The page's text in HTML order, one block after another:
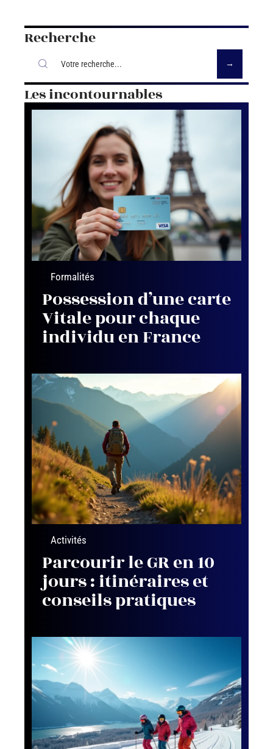
Recherche
Les incontournables
Formalités
Possession d’une carte
Vitale pour chaque
individu en France
Activités
Parcourir le GR en 10
jours : itinéraires et
conseils pratiques